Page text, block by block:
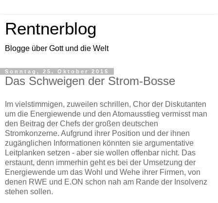
Rentnerblog
Blogge über Gott und die Welt
Sonntag, 25. Oktober 2015
Das Schweigen der Strom-Bosse
Im vielstimmigen, zuweilen schrillen, Chor der Diskutanten
um die Energiewende und den Atomausstieg vermisst man
den Beitrag der Chefs der großen deutschen
Stromkonzerne. Aufgrund ihrer Position und der ihnen
zugänglichen Informationen könnten sie argumentative
Leitplanken setzen - aber sie wollen offenbar nicht. Das
erstaunt, denn immerhin geht es bei der Umsetzung der
Energiewende um das Wohl und Wehe ihrer Firmen, von
denen RWE und E.ON schon nah am Rande der Insolvenz
stehen sollen.